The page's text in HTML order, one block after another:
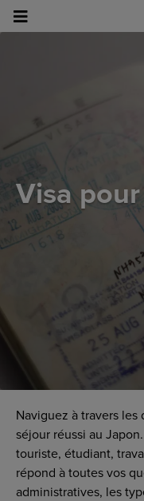
Visa
Naviguez à travers
séjour réussi au
touriste, étudiant,
répond à toutes vos
administratives, les